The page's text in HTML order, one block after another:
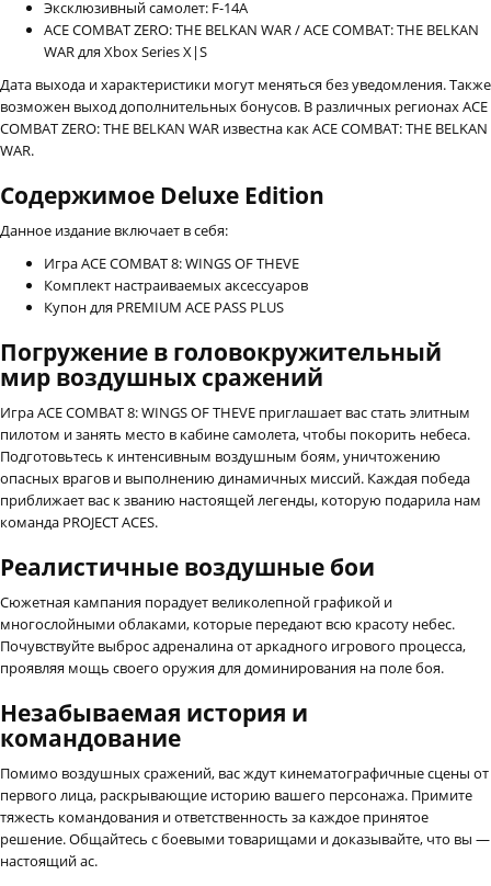
Эксклюзивный самолет: F-14A
ACE COMBAT ZERO: THE BELKAN WAR / ACE COMBAT: THE BELKAN
WAR для Xbox Series X|S
Дата выхода и характеристики могут меняться без уведомления. Также
возможен выход дополнительных бонусов. В различных регионах ACE
COMBAT ZERO: THE BELKAN WAR известна как ACE COMBAT: THE BELKAN
WAR.
Содержимое Deluxe Edition
Данное издание включает в себя:
Игра ACE COMBAT 8: WINGS OF THEVE
Комплект настраиваемых аксессуаров
Купон для PREMIUM ACE PASS PLUS
Погружение в головокружительный
мир воздушных сражений
Игра ACE COMBAT 8: WINGS OF THEVE приглашает вас стать элитным
пилотом и занять место в кабине самолета, чтобы покорить небеса.
Подготовьтесь к интенсивным воздушным боям, уничтожению
опасных врагов и выполнению динамичных миссий. Каждая победа
приближает вас к званию настоящей легенды, которую подарила нам
команда PROJECT ACES.
Реалистичные воздушные бои
Сюжетная кампания порадует великолепной графикой и
многослойными облаками, которые передают всю красоту небес.
Почувствуйте выброс адреналина от аркадного игрового процесса,
проявляя мощь своего оружия для доминирования на поле боя.
Незабываемая история и
командование
Помимо воздушных сражений, вас ждут кинематографичные сцены от
первого лица, раскрывающие историю вашего персонажа. Примите
тяжесть командования и ответственность за каждое принятое
решение. Общайтесь с боевыми товарищами и доказывайте, что вы —
настоящий ас.